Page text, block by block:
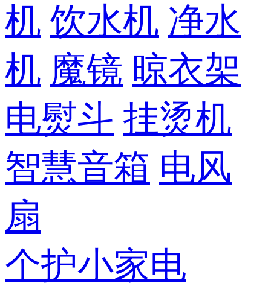
机 饮水机 净水
机 魔镜 晾衣架
电熨斗 挂烫机
智慧音箱 电风
扇
个护小家电